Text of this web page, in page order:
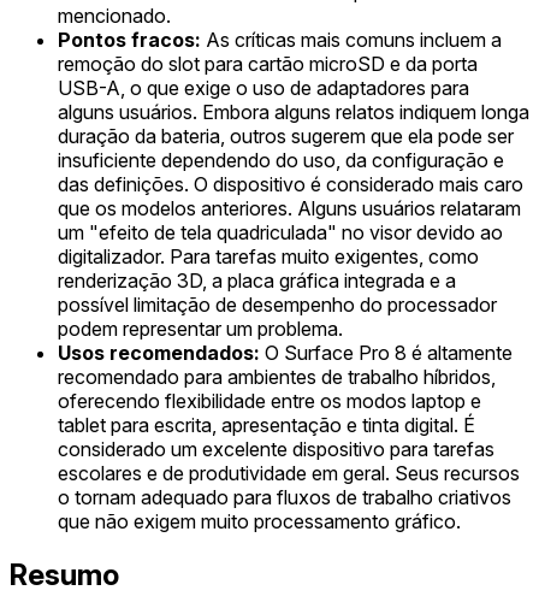
mencionado.
Pontos fracos: As críticas mais comuns incluem a
remoção do slot para cartão microSD e da porta
USB-A, o que exige o uso de adaptadores para
alguns usuários. Embora alguns relatos indiquem longa
duração da bateria, outros sugerem que ela pode ser
insuficiente dependendo do uso, da configuração e
das definições. O dispositivo é considerado mais caro
que os modelos anteriores. Alguns usuários relataram
um "efeito de tela quadriculada" no visor devido ao
digitalizador. Para tarefas muito exigentes, como
renderização 3D, a placa gráfica integrada e a
possível limitação de desempenho do processador
podem representar um problema.
Usos recomendados: O Surface Pro 8 é altamente
recomendado para ambientes de trabalho híbridos,
oferecendo flexibilidade entre os modos laptop e
tablet para escrita, apresentação e tinta digital. É
considerado um excelente dispositivo para tarefas
escolares e de produtividade em geral. Seus recursos
o tornam adequado para fluxos de trabalho criativos
que não exigem muito processamento gráfico.
Resumo